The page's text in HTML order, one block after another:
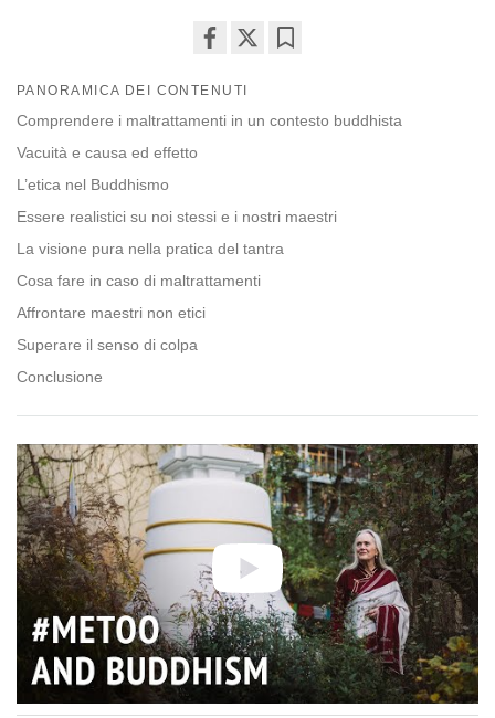
on
facebook
PANORAMICA DEI CONTENUTI
Comprendere i maltrattamenti in un contesto buddhista
Vacuità e causa ed effetto
L’etica nel Buddhismo
Essere realistici su noi stessi e i nostri maestri
La visione pura nella pratica del tantra
Cosa fare in caso di maltrattamenti
Affrontare maestri non etici
Superare il senso di colpa
Conclusione